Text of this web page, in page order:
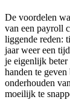
De voordelen
van een payroll
liggende reden:
jaar weer een
je eigenlijk beter
handen te
onderhouden
moeilijk te